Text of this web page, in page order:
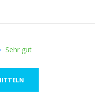
Sehr gut